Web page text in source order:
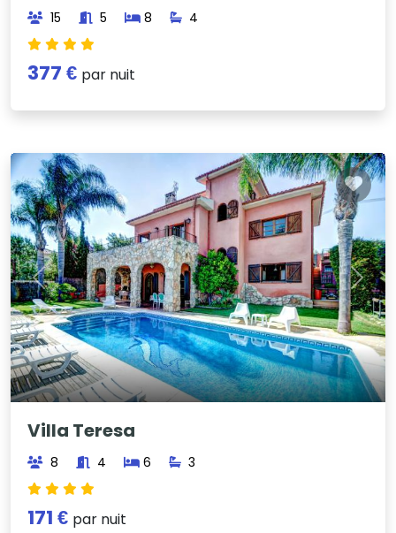
15 5 8 4
377 € par nuit
Previous Next
Villa Teresa
8 4 6 3
171 € par nuit